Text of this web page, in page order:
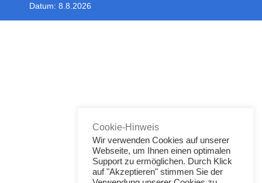
Datum: 8.8.2026
Cookie-Hinweis
Wir verwenden Cookies auf unserer
Webseite, um Ihnen einen optimalen
Support zu ermöglichen. Durch Klick
auf "Akzeptieren" stimmen Sie der